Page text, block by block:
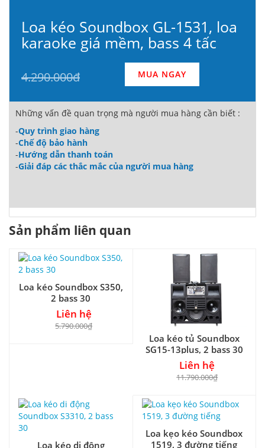
Loa kéo Soundbox GL-1531, loa
karaoke giá mềm, bass 4 tấc
4.290.000đ MUA NGAY
Những vấn đề quan trọng mà người mua hàng cần biết :
-Quy trình giao hàng
-Chế độ bảo hành
-Hướng dẫn thanh toán
-Giải đáp các thắc mắc của người mua hàng
Sản phẩm liên quan
Loa kéo Soundbox S350,
2 bass 30
Liên hệ
5.790.000₫
Loa kéo tủ Soundbox
SG15-13plus, 2 bass 30
Liên hệ
11.790.000₫
Loa kéo di động
Loa kẹo kéo Soundbox
1519, 3 đường tiếng